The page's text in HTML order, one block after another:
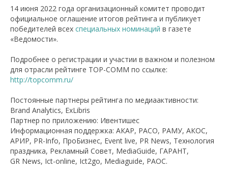
14 июня 2022 года организационный комитет проводит
официальное оглашение итогов рейтинга и публикует
победителей всех специальных номинаций в газете
«Ведомости».
Подробнее о регистрации и участии в важном и полезном
для отрасли рейтинге TOP-COMM по ссылке:
http://topcomm.ru/
Постоянные партнеры рейтинга по медиаактивности:
Brand Analytics, ExLibris
Партнер по приложению: Ивентишес
Информационная поддержка: АКАР, РАСО, РАМУ, АКОС,
АРИР, PR-Info, ПроБизнес, Event live, PR News, Технология
праздника, Рекламный Совет, MediaGuide, ГАРАНТ,
GR News, Ict-online, Ict2go, Mediaguide, РАОС.